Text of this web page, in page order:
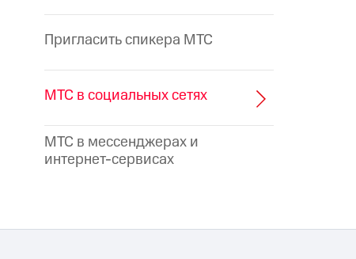
Пригласить спикера МТС
МТС в социальных сетях
МТС в мессенджерах и
интернет-сервисах